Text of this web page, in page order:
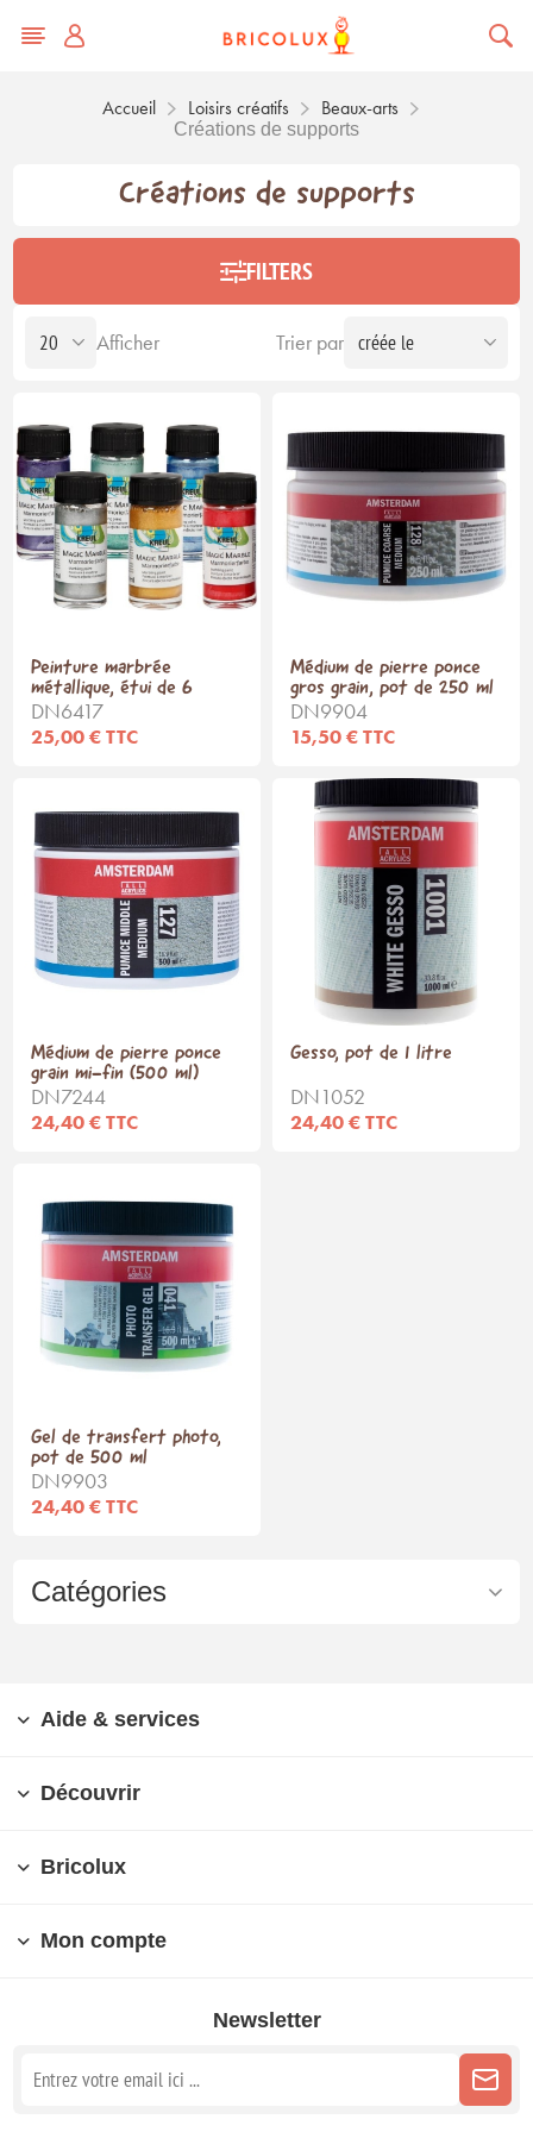
Accueil Loisirs créatifs Beaux-arts
Créations de supports
Catégories
Créations de supports
FILTERS
Trier par
Afficher
Peinture marbrée
métallique, étui de 6
DN6417
25,00 € TTC
Médium de pierre ponce
gros grain, pot de 250 ml
DN9904
15,50 € TTC
Médium de pierre ponce
grain mi-fin (500 ml)
DN7244
24,40 € TTC
Gesso, pot de 1 litre
DN1052
24,40 € TTC
Gel de transfert photo,
pot de 500 ml
DN9903
24,40 € TTC
Aide & services
Découvrir
Bricolux
Mon compte
Newsletter